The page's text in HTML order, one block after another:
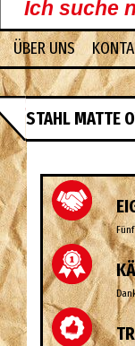
UNSERE PDF-
ÜBER UNS
STAHL MATTE